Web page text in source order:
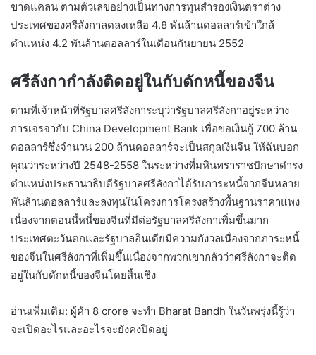
ขาดแคลน ตามตัวเลขอย่างเป็นทางการทุนสำรองเงินตราต่าง
ประเทศของศรีลังกาลดลงเหลือ 4.8 พันล้านดอลลาร์เข้าใกล้
ตำแหน่ง 4.2 พันล้านดอลลาร์ในเดือนกันยายน 2552
ศรีลังกากำลังติดอยู่ในกับดักหนี้ของจีน
ตามที่เจ้าหน้าที่รัฐบาลศรีลังการะบุว่ารัฐบาลศรีลังกาอยู่ระหว่าง
การเจรจากับ China Development Bank เพื่อขอเงินกู้ 700 ล้าน
ดอลลาร์ซึ่งจำนวน 200 ล้านดอลลาร์จะเป็นสกุลเงินจีน ให้ฉันบอก
คุณว่าระหว่างปี 2548-2558 ในระหว่างที่มหินทราราชปักษาดำรง
ตำแหน่งประธานาธิบดีรัฐบาลศรีลังกาได้รับภาระหนี้จากจีนหลาย
พันล้านดอลลาร์และลงทุนในโครงการโครงสร้างพื้นฐานราคาแพง
เนื่องจากตอนนี้หนี้ของจีนที่มีต่อรัฐบาลศรีลังกาเพิ่มขึ้นมาก
ประเทศตะวันตกและรัฐบาลอินเดียมีความกังวลเนื่องจากภาระหนี้
ของจีนในศรีลังกาที่เพิ่มขึ้นเนื่องจากพวกเขากลัวว่าศรีลังกาจะติด
อยู่ในกับดักหนี้ของจีนโดยสิ้นเชิง
อ่านเพิ่มเติม: ผู้ค้า 8 crore จะทำ Bharat Bandh ในวันพรุ่งนี้รู้ว่า
จะเปิดอะไรและอะไรจะยังคงปิดอยู่